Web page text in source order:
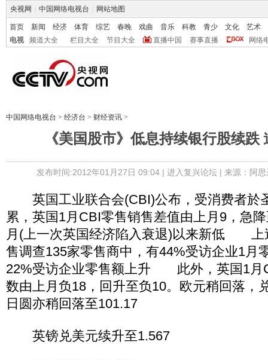
央视网 中国网络电视台 网站地图
首页 新闻 经济 体育 综艺 春晚 戏曲 音乐 科教 青少 文化
艺术
电视
频道大全 栏目大全 节目大全 直播中国 赛事直播 网络
中国网络电视台 > 经济台 > 财经资讯 >
《美国股市》低息持续银行股续跌
发布时间:2012年01月27日 09:04 | 进入复兴论坛| 来源：阿
英国工业联合会(CBI)公布，受消费者於
累，英国1月CBI零售销售差值由上月9，急
月(上一次英国经济陷入衰退)以来新低 上
售调查135家零售商中，有44%受访企业1月
22%受访企业零售额上升 此外，英国1月
数由上月负18，回升至负10。欧元稍回落，
日圆亦稍回落至101.17
英镑兑美元续升至1.567